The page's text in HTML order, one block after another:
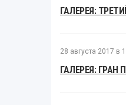
ГАЛЕРЕЯ:
28 августа 2017 в
ГАЛЕРЕЯ: ГРАН